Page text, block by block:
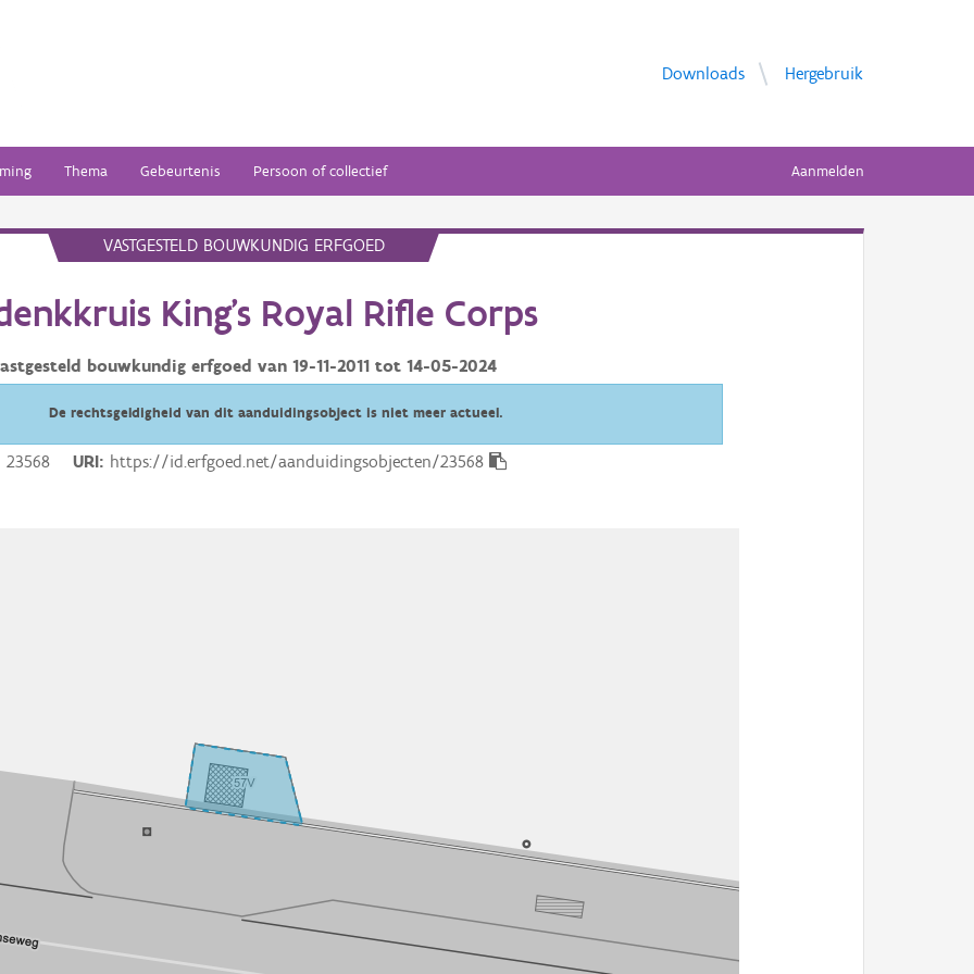
Downloads Hergebruik
Thema Gebeurtenis Persoon of collectief Aanmelden
VASTGESTELD BOUWKUNDIG ERFGOED
King's Royal Rifle Corps
bouwkundig erfgoed van 19-11-2011tot 14-05-2024
De rechtsgeldigheid van dit aanduidingsobject is niet meer actueel.
23568 URI https://id.erfgoed.net/aanduidingsobjecten/23568